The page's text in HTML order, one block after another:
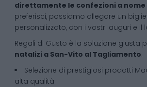
direttamente le confezioni a
preferisci, possiamo allegare un
personalizzato, con i vostri auguri e il
Regali di Gusto è la soluzione giusta
natalizi a San-Vito al Tagliamento:
Selezione di prestigiosi prodotti
alta qualità